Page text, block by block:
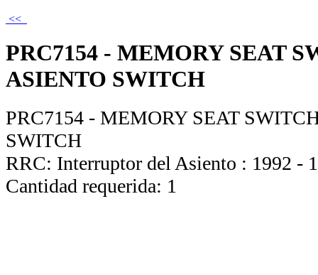
<<
PRC7154 - MEMORY SEAT
ASIENTO SWITCH
PRC7154 - MEMORY SEAT
SWITCH
RRC: Interruptor del Asiento : 1992 -
Cantidad requerida: 1